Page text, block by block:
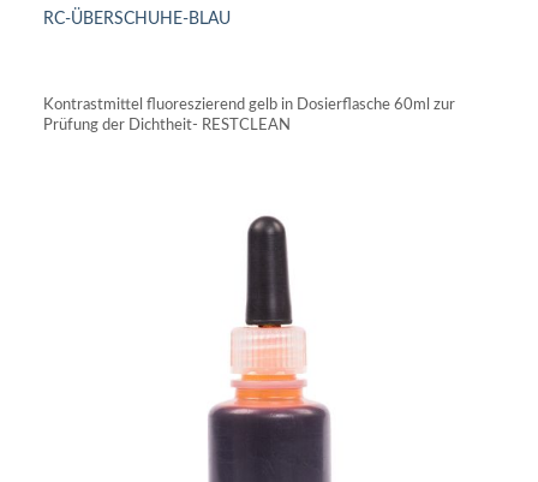
RC-ÜBERSCHUHE-BLAU
Kontrastmittel fluoreszierend gelb in Dosierflasche 60ml zur
Prüfung der Dichtheit- RESTCLEAN